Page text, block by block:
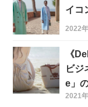
イコ
2022
《
ビジ
e」
2021